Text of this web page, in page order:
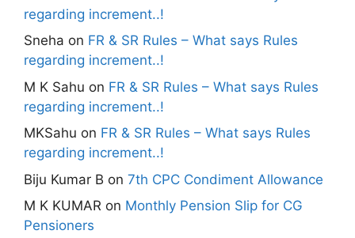
regarding increment..!
Sneha on FR & SR Rules – What says Rules
regarding increment..!
M K Sahu on FR & SR Rules – What says Rules
regarding increment..!
MKSahu on FR & SR Rules – What says Rules
regarding increment..!
Biju Kumar B on 7th CPC Condiment Allowance
M K KUMAR on Monthly Pension Slip for CG
Pensioners